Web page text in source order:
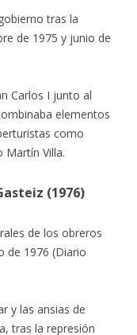
tras la
de 1975 y junio de
Carlos I junto al
elementos
como
Martín Villa.
(1976)
de los obreros
de 1976 (Diario
y las ansias de
tras la represión